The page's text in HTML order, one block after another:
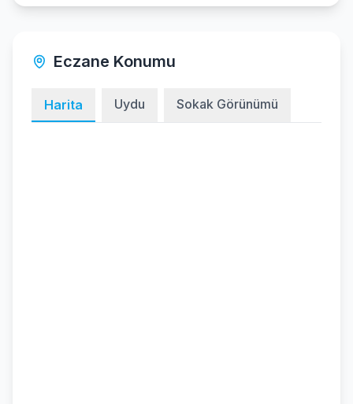
Eczane Konumu
Harita Uydu Sokak Görünümü